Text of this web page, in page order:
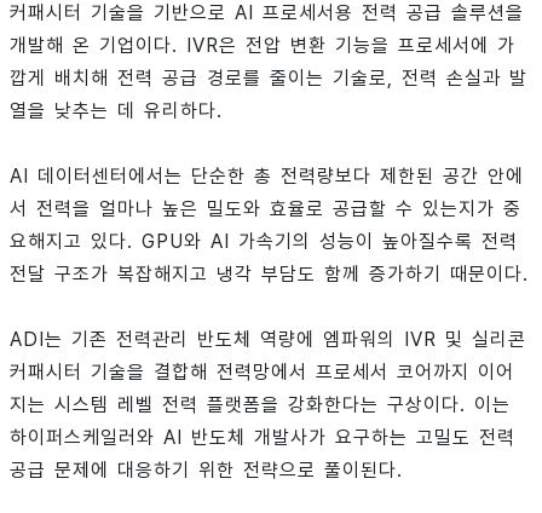
커패시터 기술을 기반으로 AI 프로세서용 전력 공급 솔루션을
개발해 온 기업이다. IVR은 전압 변환 기능을 프로세서에 가
깝게 배치해 전력 공급 경로를 줄이는 기술로, 전력 손실과 발
열을 낮추는 데 유리하다.
AI 데이터센터에서는 단순한 총 전력량보다 제한된 공간 안에
서 전력을 얼마나 높은 밀도와 효율로 공급할 수 있는지가 중
요해지고 있다. GPU와 AI 가속기의 성능이 높아질수록 전력
전달 구조가 복잡해지고 냉각 부담도 함께 증가하기 때문이다.
ADI는 기존 전력관리 반도체 역량에 엠파워의 IVR 및 실리콘
커패시터 기술을 결합해 전력망에서 프로세서 코어까지 이어
지는 시스템 레벨 전력 플랫폼을 강화한다는 구상이다. 이는
하이퍼스케일러와 AI 반도체 개발사가 요구하는 고밀도 전력
공급 문제에 대응하기 위한 전략으로 풀이된다.